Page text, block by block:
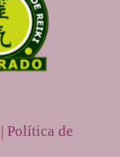
Política de